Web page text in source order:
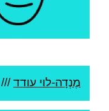
מֶנְדָה-לוי עודד///